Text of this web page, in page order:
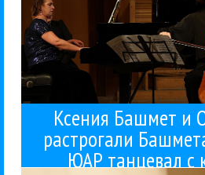
Ксения Башмет и
растрогали
ЮАР танцевал с
На фестивале Башмета в
вечер-сопоставление
было продолжить его как
Немецкий романтизм
неисчерпаемая, стоит